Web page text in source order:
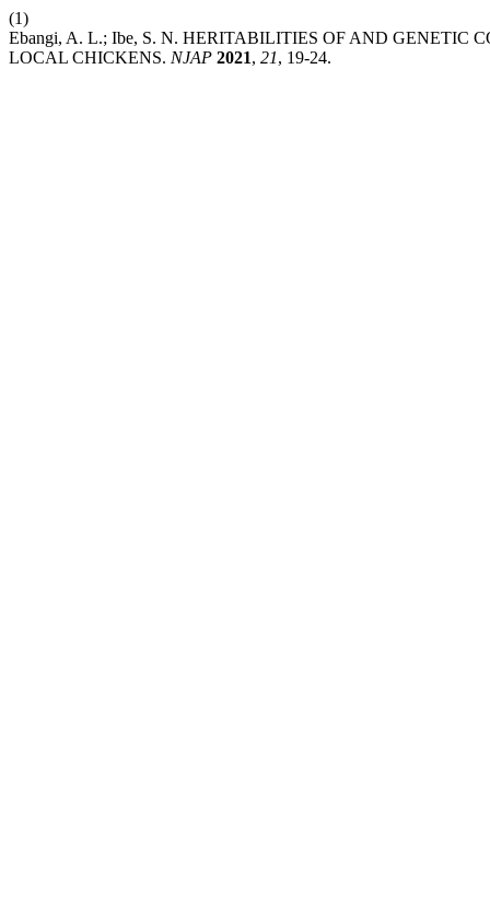
(1)
Ebangi, A. L.; Ibe, S. N. HERITABILITIES OF AND GENETIC
LOCAL CHICKENS. NJAP 2021, 21, 19-24.